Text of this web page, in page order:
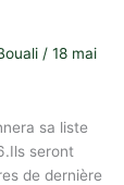
/ 18 mai
sa liste
seront
de dernière